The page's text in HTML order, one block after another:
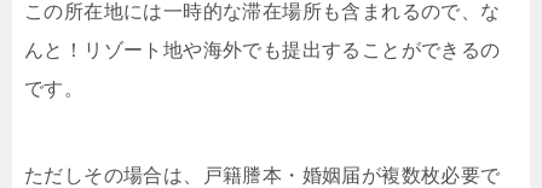
この所在地には一時的な滞在場所も含まれるので、な
んと！リゾート地や海外でも提出することができるの
です。
ただしその場合は、戸籍謄本・婚姻届が複数枚必要で